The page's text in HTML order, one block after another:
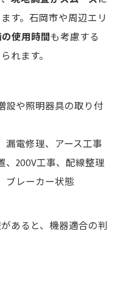
す。石岡市や周辺エリ
使用時間も考慮する
れます。
設や照明器具の取り付
漏電修理、アース工事
、200V工事、配線整理
ブレーカー状態
あると、機器適合の判